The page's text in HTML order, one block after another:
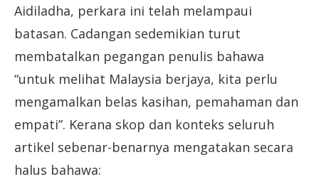
Aidiladha, perkara ini telah melampaui
batasan. Cadangan sedemikian turut
membatalkan pegangan penulis bahawa
“untuk melihat Malaysia berjaya, kita perlu
mengamalkan belas kasihan, pemahaman dan
empati”. Kerana skop dan konteks seluruh
artikel sebenar-benarnya mengatakan secara
halus bahawa: